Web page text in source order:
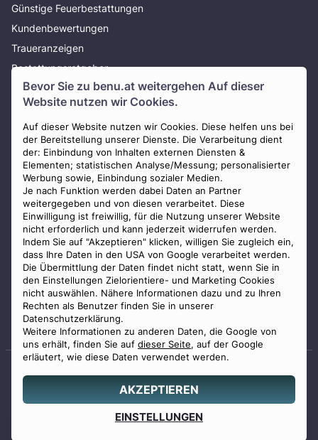
Bevor Sie zu benu.at weitergehen Auf dieser
Website nutzen wir Cookies.
Auf dieser Website nutzen wir Cookies. Diese helfen uns bei
der Bereitstellung unserer Dienste. Die Verarbeitung dient
der: Einbindung von Inhalten externen Diensten &
Elementen; statistischen Analyse/Messung; personalisierter
Werbung sowie, Einbindung sozialer Medien.
Je nach Funktion werden dabei Daten an Partner
weitergegeben und von diesen verarbeitet. Diese
Einwilligung ist freiwillig, für die Nutzung unserer Website
nicht erforderlich und kann jederzeit widerrufen werden.
Indem Sie auf "Akzeptieren" klicken, willigen Sie zugleich ein,
dass Ihre Daten in den USA von Google verarbeitet werden.
Die Übermittlung der Daten findet nicht statt, wenn Sie in
den Einstellungen Zielorientiere- und Marketing Cookies
nicht auswählen. Nähere Informationen dazu und zu Ihren
Rechten als Benutzer finden Sie in unserer
Datenschutzerklärung.
Weitere Informationen zu anderen Daten, die Google von
uns erhält, finden Sie auf dieser Seite, auf der Google
erläutert, wie diese Daten verwendet werden.
AKZEPTIEREN
EINSTELLUNGEN
0800 88 44 04
erstellen
Günstige Feuerbestattungen
Kundenbewertungen
Traueranzeigen
Bestattungsratgeber
Über uns
Presse
AGB
Impressum
Datenschutz
Widerrufsbelehrung
Zahlungsmöglichkeiten
Staatlich geprüfter
© 2026 Benu GmbH. Alle Rechte vorbehalten.